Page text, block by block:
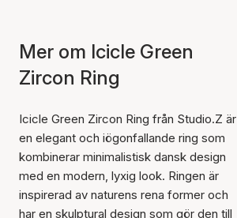
Mer om Icicle Green
Zircon Ring
Icicle Green Zircon Ring från Studio.Z är
en elegant och iögonfallande ring som
kombinerar minimalistisk dansk design
med en modern, lyxig look. Ringen är
inspirerad av naturens rena former och
har en skulptural design som gör den till